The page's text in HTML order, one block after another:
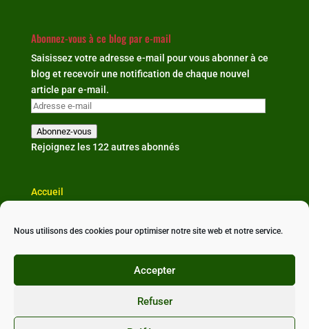
Nous utilisons des cookies pour optimiser notre site web et notre service.
Accepter
Refuser
Abonnez-vous à ce blog par e-mail
Saisissez votre adresse e-mail pour vous abonner à ce
blog et recevoir une notification de chaque nouvel
article par e-mail.
Adresse
mail
Abonnez-vous
Rejoignez les 122 autres abonnés
Accueil
Actualités